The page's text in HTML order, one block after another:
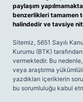
paylaşım
benzerlikleri tamamen
halindedir ve tavsiye
Sitemiz, 5651 Sayılı
Kurumu (BTK)
vermektedir. Bu
veya araştırma
yazdıkları içeriklerin
bu sorumluluğu kabul